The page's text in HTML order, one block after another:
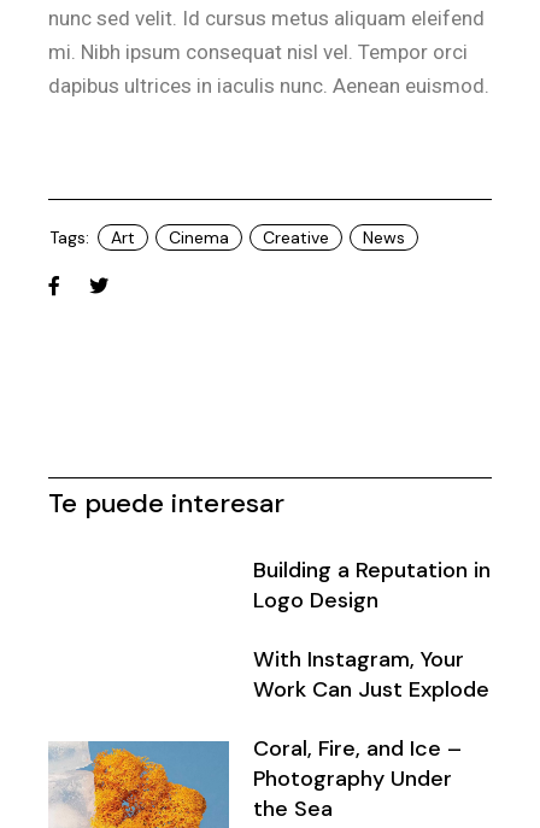
nunc sed velit. Id cursus metus aliquam eleifend
mi. Nibh ipsum consequat nisl vel. Tempor orci
dapibus ultrices in iaculis nunc. Aenean euismod.
Tags: Art Cinema Creative News
Te puede interesar
Building a Reputation in
Logo Design
With Instagram, Your
Work Can Just Explode
Coral, Fire, and Ice –
Photography Under
the Sea